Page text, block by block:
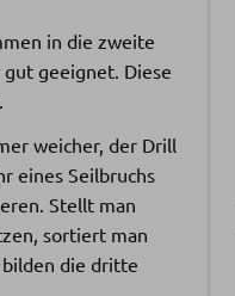
in die zweite
geeignet. Diese
weicher, der Drill
eines Seilbruchs
Stellt man
sortiert man
bilden die dritte